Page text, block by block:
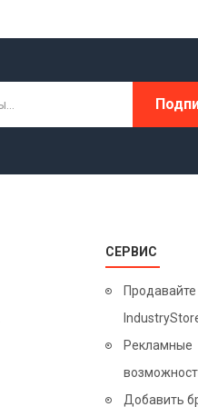
СЕРВИС
Продавайте
Рекламные
Добавить